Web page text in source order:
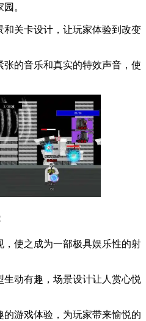
。
关卡设计，让玩家体验到改变
的音乐和真实的特效声音，使
使之成为一部极具娱乐性的射
动有趣，场景设计让人赏心悦
游戏体验，为玩家带来愉悦的